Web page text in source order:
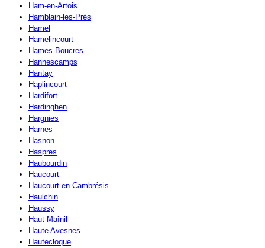
Ham-en-Artois
Hamblain-les-Prés
Hamel
Hamelincourt
Hames-Boucres
Hannescamps
Hantay
Haplincourt
Hardifort
Hardinghen
Hargnies
Harnes
Hasnon
Haspres
Haubourdin
Haucourt
Haucourt-en-Cambrésis
Haulchin
Haussy
Haut-Maînil
Haute Avesnes
Hautecloque